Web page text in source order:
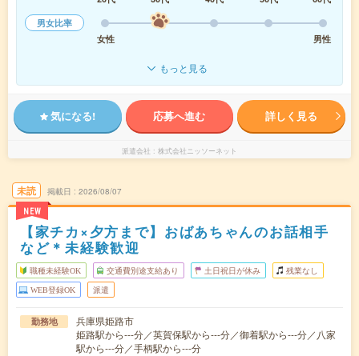
男女比率
女性
男性
もっと見る
気になる! 応募へ進む 詳しく見る
派遣会社 株式会社ニッソーネット
未読
NEW
掲載日 2026/08/07
【家チカ×夕方まで】おばあちゃんのお話相手
など＊未経験歓迎
職種未経験OK 交通費別途支給あり 土日祝日が休み 残業なし
WEB登録OK 派遣
勤務地
兵庫県姫路市
姫路駅から---分／英賀保駅から---分／御着駅から---分／八家
駅から---分／手柄駅から---分